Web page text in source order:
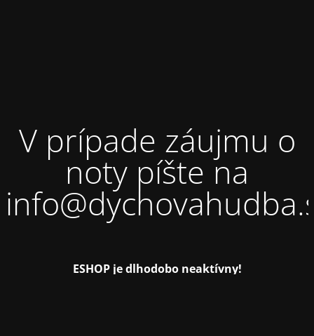
V prípade záujmu o
noty píšte na
ESHOP je dlhodobo neaktívny!